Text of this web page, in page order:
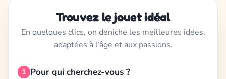
Trouvez le jouet idéal
En quelques clics, on déniche les meilleures idées,
adaptées à l'âge et aux passions.
1 Pour qui cherchez-vous ?